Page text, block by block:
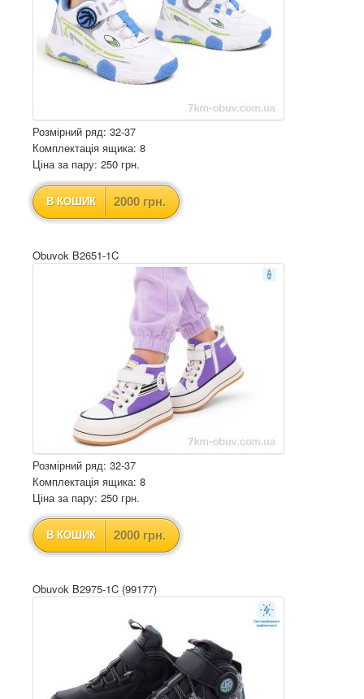
Розмірний ряд: 32-37
Комплектація ящика: 8
Ціна за пару: 250 грн.
В КОШИК 2000 грн.
Obuvok B2651-1C
Розмірний ряд: 32-37
Комплектація ящика: 8
Ціна за пару: 250 грн.
В КОШИК 2000 грн.
Obuvok B2975-1C (99177)